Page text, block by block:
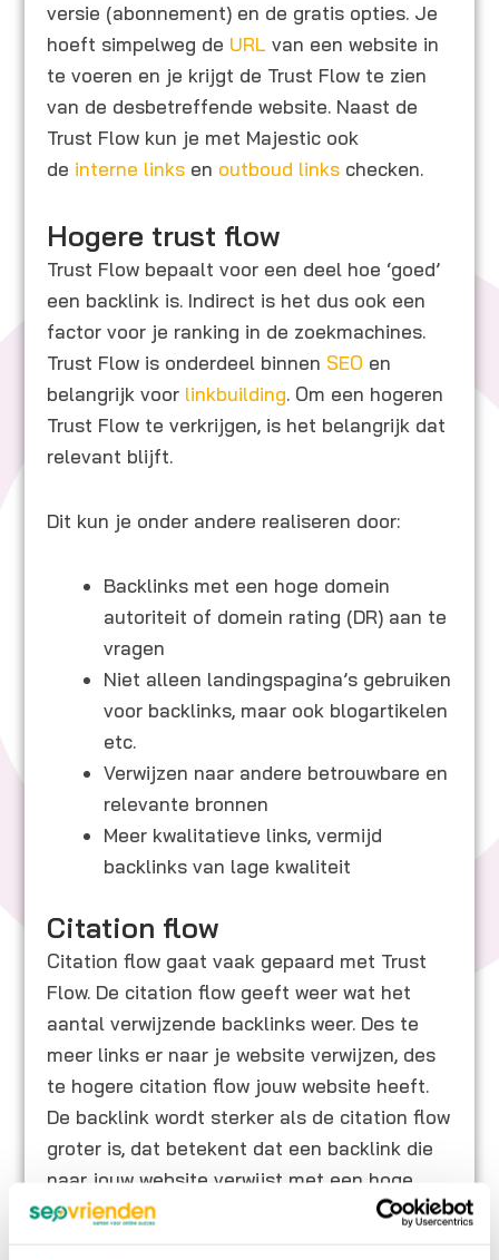
versie (abonnement) en de gratis opties. Je
hoeft simpelweg de URL van een website in
te voeren en je krijgt de Trust Flow te zien
van de desbetreffende website. Naast de
Trust Flow kun je met Majestic ook
de interne links en outboud links checken.
Hogere trust flow
Trust Flow bepaalt voor een deel hoe ‘goed’
een backlink is. Indirect is het dus ook een
factor voor je ranking in de zoekmachines.
Trust Flow is onderdeel binnen SEO en
belangrijk voor linkbuilding. Om een hogeren
Trust Flow te verkrijgen, is het belangrijk dat
relevant blijft.
Dit kun je onder andere realiseren door:
Backlinks met een hoge domein
autoriteit of domein rating (DR) aan te
vragen
Niet alleen landingspagina’s gebruiken
voor backlinks, maar ook blogartikelen
etc.
Verwijzen naar andere betrouwbare en
relevante bronnen
Meer kwalitatieve links, vermijd
backlinks van lage kwaliteit
Citation flow
Citation flow gaat vaak gepaard met Trust
Flow. De citation flow geeft weer wat het
aantal verwijzende backlinks weer. Des te
meer links er naar je website verwijzen, des
te hogere citation flow jouw website heeft.
De backlink wordt sterker als de citation flow
groter is, dat betekent dat een backlink die
naar jouw website verwijst met een hoge
citation flow meer impact heeft de citation